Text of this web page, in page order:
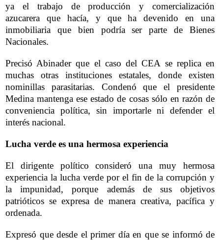
ya el trabajo de producción y comercialización
azucarera que hacía, y que ha devenido en una
inmobiliaria que bien podría ser parte de Bienes
Nacionales.
Precisó Abinader que el caso del CEA se replica en
muchas otras instituciones estatales, donde existen
nominillas parasitarias. Condenó que el presidente
Medina mantenga ese estado de cosas sólo en razón de
conveniencia política, sin importarle ni defender el
interés nacional.
Lucha verde es una hermosa experiencia
El dirigente político consideró una muy hermosa
experiencia la lucha verde por el fin de la corrupción y
la impunidad, porque además de sus objetivos
patrióticos se expresa de manera creativa, pacífica y
ordenada.
Expresó que desde el primer día en que se informó de